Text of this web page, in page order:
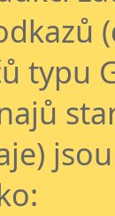
typu